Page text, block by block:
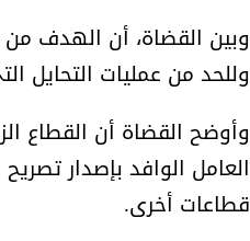
وبين القضاة، أن الهدف
وللحد من عمليات
وأوضح القضاة أن القطاع
العامل الوافد بإصدار
قطاعات أخرى.